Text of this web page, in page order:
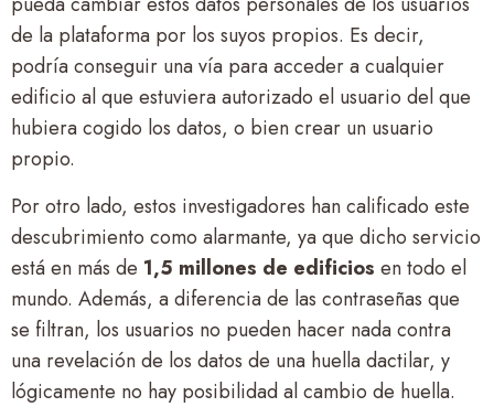
de la plataforma por los suyos propios. Es decir,
podría conseguir una vía para acceder a cualquier
edificio al que estuviera autorizado el usuario del que
hubiera cogido los datos, o bien crear un usuario
propio.
Por otro lado, estos investigadores han calificado este
descubrimiento como alarmante, ya que dicho servicio
está en más de 1,5 millones de edificios en todo el
mundo. Además, a diferencia de las contraseñas que
se filtran, los usuarios no pueden hacer nada contra
una revelación de los datos de una huella dactilar, y
lógicamente no hay posibilidad al cambio de huella.